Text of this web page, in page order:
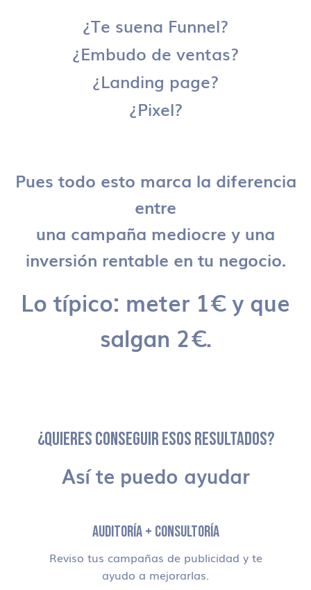
¿Te suena Funnel?
¿Embudo de ventas?
¿Landing page?
¿Pixel?
Pues todo esto marca la diferencia
entre
una campaña mediocre y una
inversión rentable en tu negocio.
Lo típico: meter 1€ y que
salgan 2€.
¿QUIERES CONSEGUIR ESOS RESULTADOS?
Así te puedo ayudar
AUDITORÍA + CONSULTORÍA
Reviso tus campañas de publicidad y te
ayudo a mejorarlas.